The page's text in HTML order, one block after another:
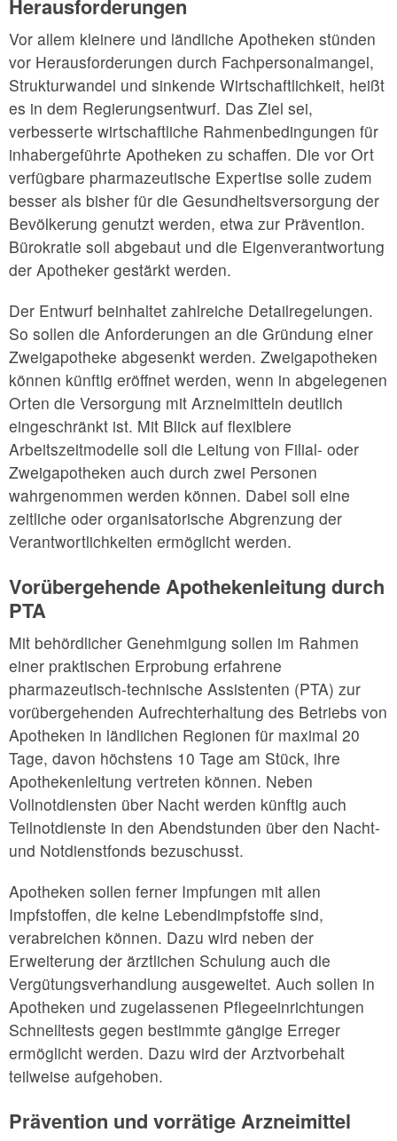
Herausforderungen
Vor allem kleinere und ländliche Apotheken stünden
vor Herausforderungen durch Fachpersonalmangel,
Strukturwandel und sinkende Wirtschaftlichkeit, heißt
es in dem Regierungsentwurf. Das Ziel sei,
verbesserte wirtschaftliche Rahmenbedingungen für
inhabergeführte Apotheken zu schaffen. Die vor Ort
verfügbare pharmazeutische Expertise solle zudem
besser als bisher für die Gesundheitsversorgung der
Bevölkerung genutzt werden, etwa zur Prävention.
Bürokratie soll abgebaut und die Eigenverantwortung
der Apotheker gestärkt werden.
Der Entwurf beinhaltet zahlreiche Detailregelungen.
So sollen die Anforderungen an die Gründung einer
Zweigapotheke abgesenkt werden. Zweigapotheken
können künftig eröffnet werden, wenn in abgelegenen
Orten die Versorgung mit Arzneimitteln deutlich
eingeschränkt ist. Mit Blick auf flexiblere
Arbeitszeitmodelle soll die Leitung von Filial- oder
Zweigapotheken auch durch zwei Personen
wahrgenommen werden können. Dabei soll eine
zeitliche oder organisatorische Abgrenzung der
Verantwortlichkeiten ermöglicht werden.
Vorübergehende Apothekenleitung durch
PTA
Mit behördlicher Genehmigung sollen im Rahmen
einer praktischen Erprobung erfahrene
pharmazeutisch-technische Assistenten (PTA) zur
vorübergehenden Aufrechterhaltung des Betriebs von
Apotheken in ländlichen Regionen für maximal 20
Tage, davon höchstens 10 Tage am Stück, ihre
Apothekenleitung vertreten können. Neben
Vollnotdiensten über Nacht werden künftig auch
Teilnotdienste in den Abendstunden über den Nacht-
und Notdienstfonds bezuschusst.
Apotheken sollen ferner Impfungen mit allen
Impfstoffen, die keine Lebendimpfstoffe sind,
verabreichen können. Dazu wird neben der
Erweiterung der ärztlichen Schulung auch die
Vergütungsverhandlung ausgeweitet. Auch sollen in
Apotheken und zugelassenen Pflegeeinrichtungen
Schnelltests gegen bestimmte gängige Erreger
ermöglicht werden. Dazu wird der Arztvorbehalt
teilweise aufgehoben.
Prävention und vorrätige Arzneimittel